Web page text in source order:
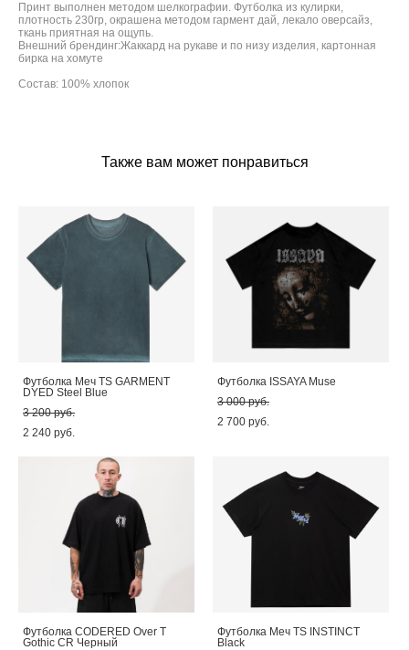
Принт выполнен методом шелкографии. Футболка из кулирки,
плотность 230гр, окрашена методом гармент дай, лекало оверсайз,
ткань приятная на ощупь.
Внешний брендинг:Жаккард на рукаве и по низу изделия, картонная
бирка на хомуте
Состав: 100% хлопок
Также вам может понравиться
Футболка Меч TS GARMENT
DYED Steel Blue
3 200 pуб.
2 240 pуб.
Футболка ISSAYA Muse
3 000 pуб.
2 700 pуб.
Футболка CODERED Over T
Gothic CR Черный
Футболка Меч TS INSTINCT
Black